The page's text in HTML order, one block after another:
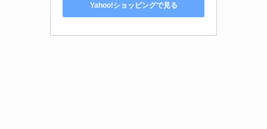
Yahoo!ショッピングで見る